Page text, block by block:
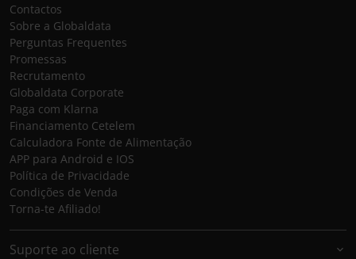
Contactos
Sobre a Globaldata
Perguntas Frequentes
Promessas
Recrutamento
Globaldata Corporate
Paga com Klarna
Financiamento Cetelem
Calculadora Fonte de Alimentação
APP para Android e IOS
Política de Privacidade
Condições de Venda
Torna-te Afiliado!
Suporte ao cliente